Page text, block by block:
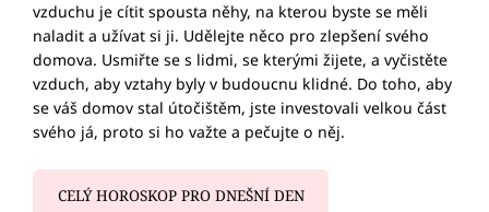
vzduchu je cítit spousta něhy, na kterou byste se měli
naladit a užívat si ji. Udělejte něco pro zlepšení svého
domova. Usmiřte se s lidmi, se kterými žijete, a vyčistěte
vzduch, aby vztahy byly v budoucnu klidné. Do toho, aby
se váš domov stal útočištěm, jste investovali velkou část
svého já, proto si ho važte a pečujte o něj.
CELÝ HOROSKOP PRO DNEŠNÍ DEN